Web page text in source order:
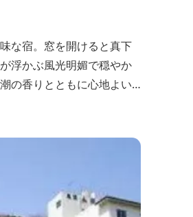
な宿。窓を開けると真下
浮かぶ風光明媚で穏やか
の香りとともに心地よい
下さい。窓を開け浴衣姿
。（貸しざお／エサ付要